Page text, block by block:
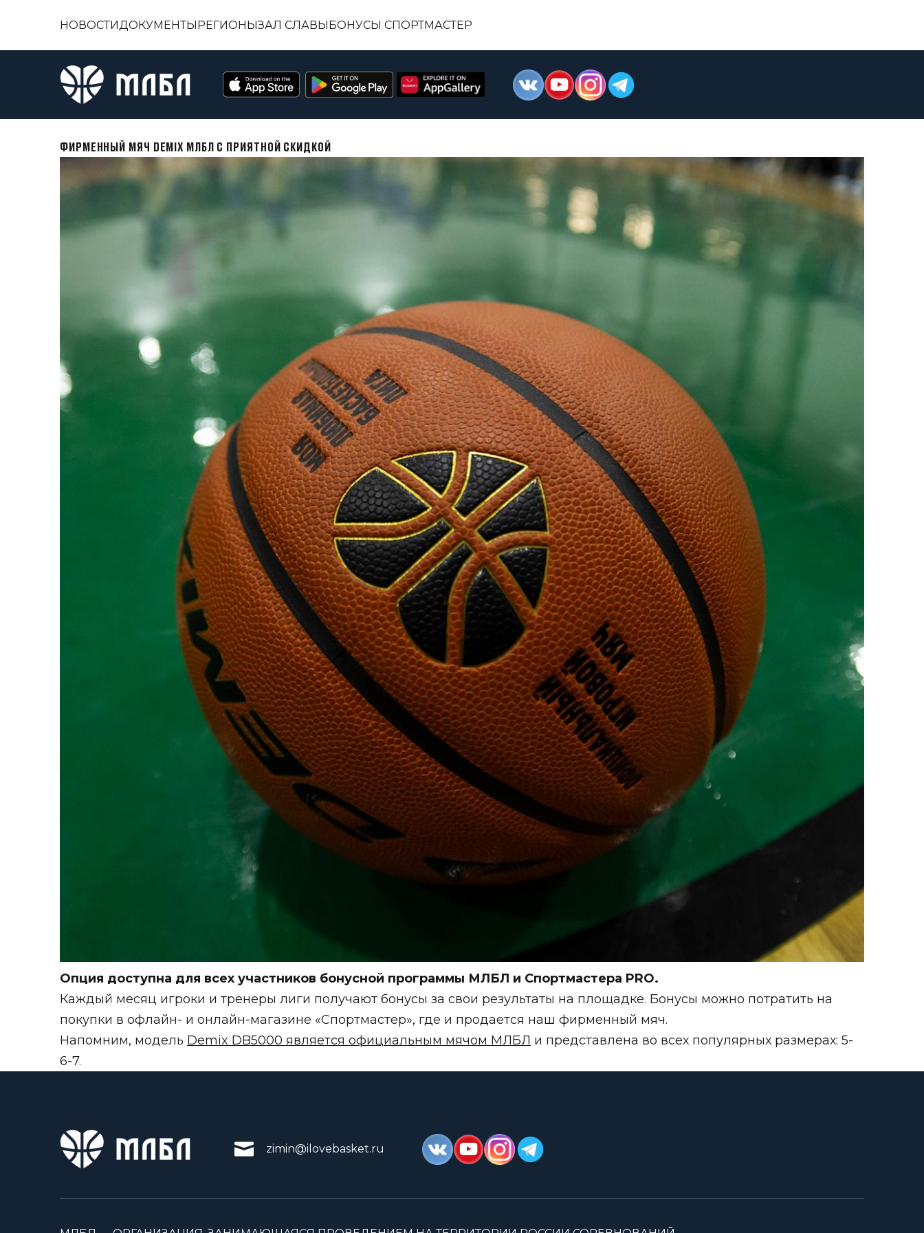
НОВОСТИДОКУМЕНТЫРЕГИОНЫЗАЛ СЛАВЫБОНУСЫ СПОРТМАСТЕР
ФИРМЕННЫЙ МЯЧ DEMIX МЛБЛ С ПРИЯТНОЙ СКИДКОЙ
Опция доступна для всех участников бонусной программы МЛБЛ и Спортмастера PRO.
Каждый месяц игроки и тренеры лиги получают бонусы за свои результаты на площадке. Бонусы можно потратить на
покупки в офлайн- и онлайн-магазине «Спортмастер», где и продается наш фирменный мяч.
Напомним, модель Demix DB5000 является официальным мячом МЛБЛ и представлена во всех популярных размерах: 5-
6-7.
zimin@ilovebasket.ru